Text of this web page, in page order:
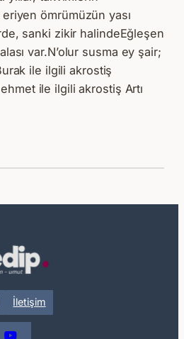
ömrümüzün yası
sanki zikir halindeEğleşen
var.N’olur susma ey şair;
ile ilgili akrostiş
ile ilgili akrostiş Artı
İletişim